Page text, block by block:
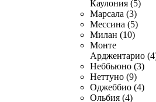
Каулония (5)
Марсала (3)
Мессина (5)
Милан (10)
Монте
Арджентарио
Неббьюно (3)
Неттуно (9)
Оджеббио (4)
Ольбия (4)